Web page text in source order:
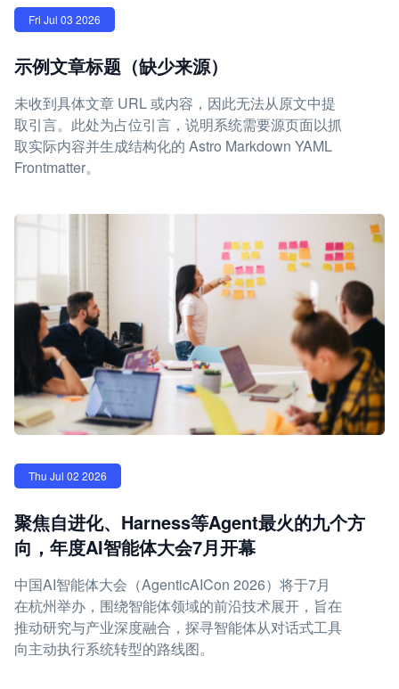
Fri Jul 03 2026
示例文章标题（缺少来源）
未收到具体文章 URL 或内容，因此无法从原文中提
取引言。此处为占位引言，说明系统需要源页面以抓
取实际内容并生成结构化的 Astro Markdown YAML
Frontmatter。
Thu Jul 02 2026
聚焦自进化、Harness等Agent最火的九个方
向，年度AI智能体大会7月开幕
中国AI智能体大会（AgenticAICon 2026）将于7月
在杭州举办，围绕智能体领域的前沿技术展开，旨在
推动研究与产业深度融合，探寻智能体从对话式工具
向主动执行系统转型的路线图。